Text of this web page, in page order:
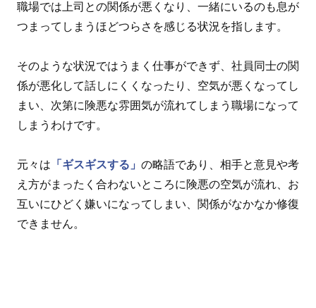
職場では上司との関係が悪くなり、一緒にいるのも息が
つまってしまうほどつらさを感じる状況を指します。
そのような状況ではうまく仕事ができず、社員同士の関
係が悪化して話しにくくなったり、空気が悪くなってし
まい、次第に険悪な雰囲気が流れてしまう職場になって
しまうわけです。
元々は 「ギスギスする」 の略語であり、相手と意見や考
え方がまったく合わないところに険悪の空気が流れ、お
互いにひどく嫌いになってしまい、関係がなかなか修復
できません。